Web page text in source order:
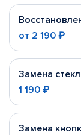
от 2 190 ₽
Замена
1 190 ₽
Замена